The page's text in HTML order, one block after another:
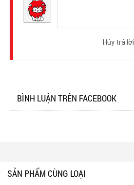
Hủy trả lời
BÌNH LUẬN TRÊN FACEBOOK
SẢN PHẨM CÙNG LOẠI